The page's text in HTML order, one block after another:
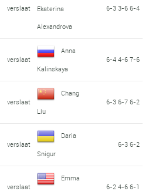
verslaat
Ekaterina
Alexandrova
6-3 3-6 6-4
verslaat
Anna
Kalinskaya
6-4 4-6 7-6
verslaat
Chang
Liu
6-3 6-7 6-2
verslaat
Daria
Snigur
6-3 6-2
verslaat
Emma
6-2 4-6 6-1